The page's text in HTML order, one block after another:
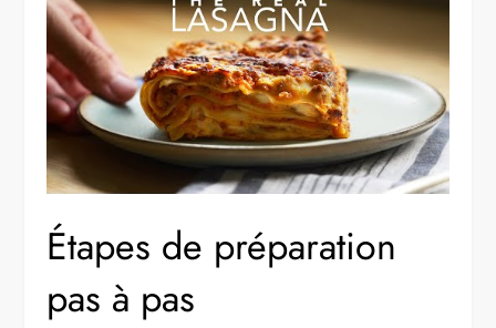
Étapes de préparation
pas à pas